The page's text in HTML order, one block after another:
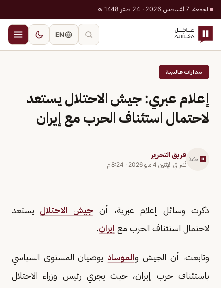
الجمعة، 7 أغسطس 2026 · 24 صفر 1448 هـ
EN
مدارات عالمية
إعلام عبري: جيش الاحتلال يستعد
لاحتمال استئناف الحرب مع إيران
فريق التحرير
نُشر في الإثنين 4 مايو 2026 · 8:24 م
ذكرت وسائل إعلام عبرية، أن جيش الاحتلال يستعد
لاحتمال استئناف الحرب مع إيران.
وتابعت، أن الجيش والموساد يوصيان المستوى السياسي
باستئناف حرب إيران، حيث يجري رئيس وزراء الاحتلال